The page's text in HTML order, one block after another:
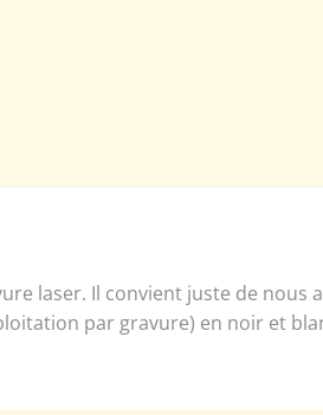
laser. Il convient juste de nous
par gravure) en noir et